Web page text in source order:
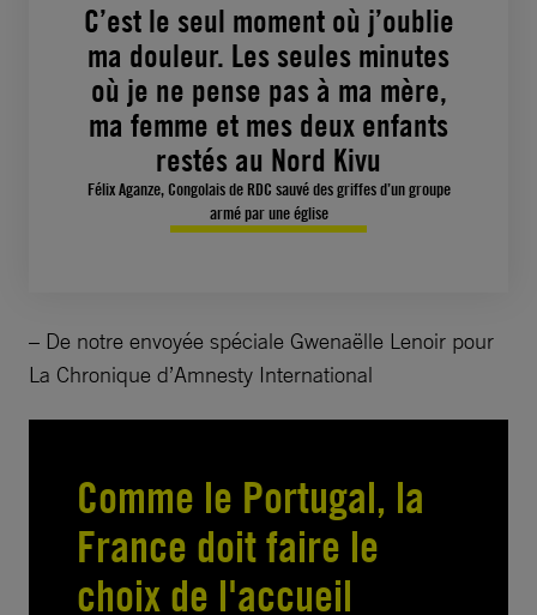
C’est le seul moment où j’oublie
ma douleur. Les seules minutes
où je ne pense pas à ma mère,
ma femme et mes deux enfants
restés au Nord Kivu
Félix Aganze, Congolais de RDC sauvé des griffes d’un groupe
armé par une église
– De notre envoyée spéciale Gwenaëlle Lenoir pour
La Chronique d’Amnesty International
Comme le Portugal, la
France doit faire le
choix de l'accueil